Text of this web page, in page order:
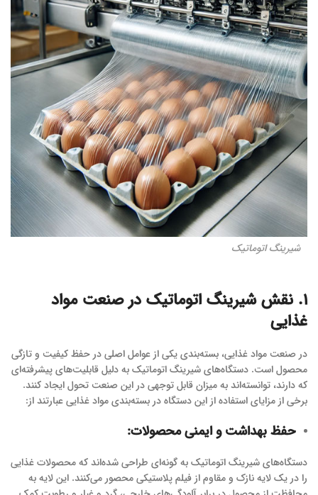
شیرینگ اتوماتیک
۱. نقش شیرینگ اتوماتیک در صنعت مواد
غذایی
در صنعت مواد غذایی، بسته‌بندی یکی از عوامل اصلی در حفظ کیفیت و تازگی
محصول است. دستگاه‌های شیرینگ اتوماتیک به دلیل قابلیت‌های پیشرفته‌ای
که دارند، توانسته‌اند به میزان قابل توجهی در این صنعت تحول ایجاد کنند.
برخی از مزایای استفاده از این دستگاه در بسته‌بندی مواد غذایی عبارتند از:
حفظ بهداشت و ایمنی محصولات:
دستگاه‌های شیرینگ اتوماتیک به گونه‌ای طراحی شده‌اند که محصولات غذایی
را در یک لایه نازک و مقاوم از فیلم پلاستیکی محصور می‌کنند. این لایه به